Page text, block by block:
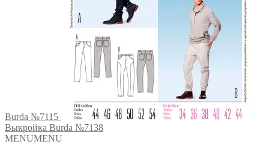
Burda №7115
Выкройка Burda №7138
MENUMENU